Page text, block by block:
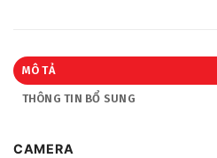
MÔ TẢ
THÔNG TIN BỔ SUNG
CAMERA